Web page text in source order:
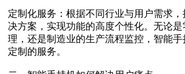
定制化服务‌：根据不同行业与用户需求
决方案，实现功能的高度个性化。无论
理，还是制造业的生产流程监控，智能
定制的服务。